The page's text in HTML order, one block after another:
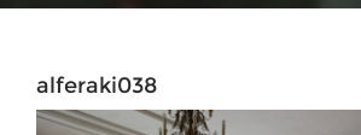
alferaki038